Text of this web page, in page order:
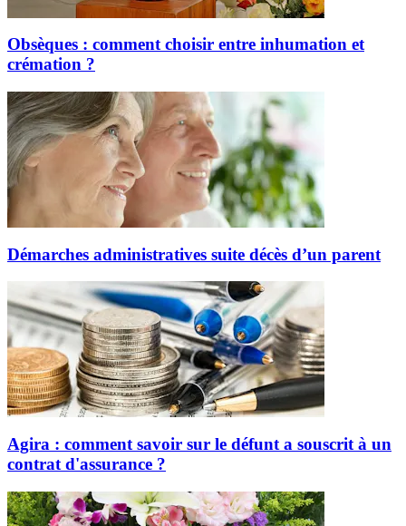
Obsèques : comment choisir entre inhumation et
crémation ?
Démarches administratives suite décès d’un parent
Agira : comment savoir sur le défunt a souscrit à un
contrat d'assurance ?